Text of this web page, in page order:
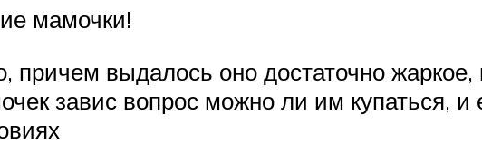
мамочки!
причем выдалось оно достаточно жаркое,
завис вопрос можно ли им купаться, и